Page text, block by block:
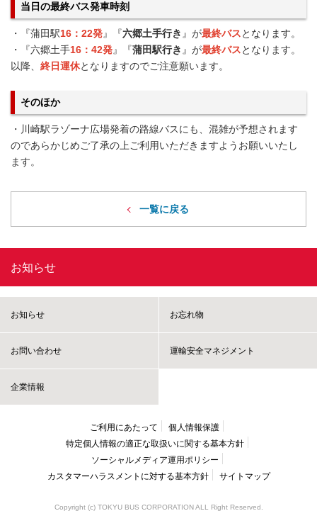
当日の最終バス発車時刻
・『蒲田駅16：22発』『六郷土手行き 』が最終バスとなります。
・『六郷土手16：42発』『蒲田駅行き 』が最終バスとなります。
以降、 終日運休となりますのでご注意願います。
そのほか
・川崎駅ラゾーナ広場発着の路線バスにも、混雑が予想されます
のであらかじめご了承の上ご利用いただきますようお願いいたし
ます。
一覧に戻る
お知らせ
お知らせ お忘れ物
お問い合わせ 運輸安全マネジメント
企業情報
ご利用にあたって
個人情報保護
特定個人情報の適正な取扱いに関する基本方針
ソーシャルメディア運用ポリシー
カスタマーハラスメントに対する基本方針 サイトマップ
Copyright (c) TOKYU BUS CORPORATION ALL Right Reserved.